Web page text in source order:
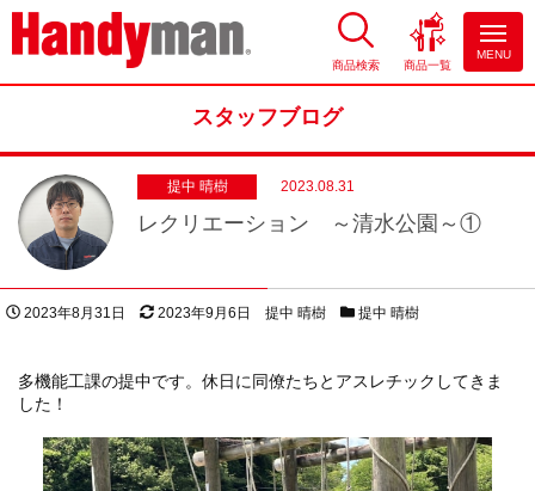
お風呂やキッチンのリフォーム
商品検索 商品一覧
MENU
スタッフブログ
提中 晴樹 2023.08.31
レクリエーション ～清水公園～①
投稿日
2023年8月31日 更新日
2023年9月6日 著者
提中 晴樹 スタッフブログカテゴリー
提中 晴樹
多機能工課の提中です。休日に同僚たちとアスレチックしてきま
した！